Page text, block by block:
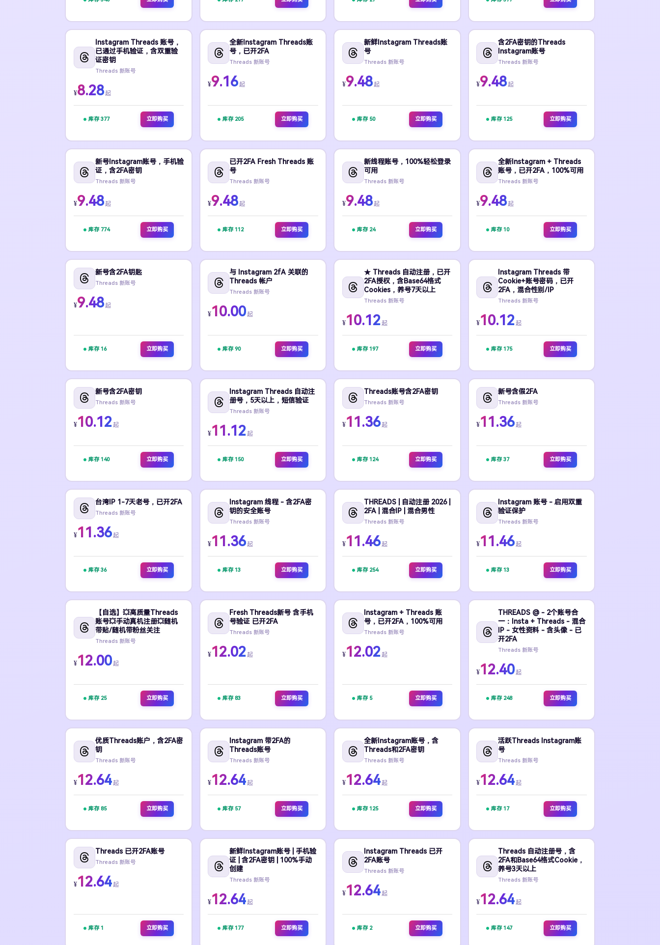
Instagram Threads 账号，
已通过手机验证，含双重验
证密钥
Threads 新账号
¥8.28起
库存 377 立即购买
全新Instagram Threads账
号，已开2FA
Threads 新账号
¥9.16起
库存 205 立即购买
新鲜Instagram Threads账
号
Threads 新账号
¥9.48起
库存 50 立即购买
含2FA密钥的Threads
Instagram账号
Threads 新账号
¥9.48起
库存 125 立即购买
新号Instagram账号，手机验
证，含2FA密钥
Threads 新账号
¥9.48起
库存 774 立即购买
已开2FA Fresh Threads 账
号
Threads 新账号
¥9.48起
库存 112 立即购买
新线程账号，100%轻松登录
可用
Threads 新账号
¥9.48起
库存 24 立即购买
全新Instagram + Threads
账号，已开2FA，100%可用
Threads 新账号
¥9.48起
库存 10 立即购买
新号含2FA钥匙
Threads 新账号
¥9.48起
库存 16 立即购买
与 Instagram 2fA 关联的
Threads 帐户
Threads 新账号
¥10.00起
库存 90 立即购买
★ Threads 自动注册，已开
2FA授权，含Base64格式
Cookies，养号7天以上
Threads 新账号
¥10.12起
库存 197 立即购买
Instagram Threads 带
Cookie+账号密码，已开
2FA，混合性别/IP
Threads 新账号
¥10.12起
库存 175 立即购买
新号含2FA密钥
Threads 新账号
¥10.12起
库存 140 立即购买
Instagram Threads 自动注
册号，5天以上，短信验证
Threads 新账号
¥11.12起
库存 150 立即购买
Threads账号含2FA密钥
Threads 新账号
¥11.36起
库存 124 立即购买
新号含假2FA
Threads 新账号
¥11.36起
库存 37 立即购买
台湾IP 1-7天老号，已开2FA
Threads 新账号
¥11.36起
库存 36 立即购买
Instagram 线程 - 含2FA密
钥的安全账号
Threads 新账号
¥11.36起
库存 13 立即购买
THREADS | 自动注册 2026 |
2FA | 混合IP | 混合男性
Threads 新账号
¥11.46起
库存 254 立即购买
Instagram 账号 - 启用双重
验证保护
Threads 新账号
¥11.46起
库存 13 立即购买
【自选】💥高质量Threads
账号💥手动真机注册💥随机
带贴/随机带粉丝关注
Threads 新账号
¥12.00起
库存 25 立即购买
Fresh Threads新号 含手机
号验证 已开2FA
Threads 新账号
¥12.02起
库存 83 立即购买
Instagram + Threads 账
号，已开2FA，100%可用
Threads 新账号
¥12.02起
库存 5 立即购买
THREADS @ - 2个账号合
一：Insta + Threads - 混合
IP - 女性资料 - 含头像 - 已
开2FA
Threads 新账号
¥12.40起
库存 248 立即购买
优质Threads账户，含2FA密
钥
Threads 新账号
¥12.64起
库存 85 立即购买
Instagram 带2FA的
Threads账号
Threads 新账号
¥12.64起
库存 57 立即购买
全新Instagram账号，含
Threads和2FA密钥
Threads 新账号
¥12.64起
库存 125 立即购买
活跃Threads Instagram账
号
Threads 新账号
¥12.64起
库存 17 立即购买
Threads 已开2FA账号
Threads 新账号
¥12.64起
库存 1 立即购买
新鲜Instagram账号 | 手机验
证 | 含2FA密钥 | 100%手动
创建
Threads 新账号
¥12.64起
库存 177 立即购买
Instagram Threads 已开
2FA账号
Threads 新账号
¥12.64起
库存 2 立即购买
Threads 自动注册号，含
2FA和Base64格式Cookie，
养号3天以上
Threads 新账号
¥12.64起
库存 147 立即购买